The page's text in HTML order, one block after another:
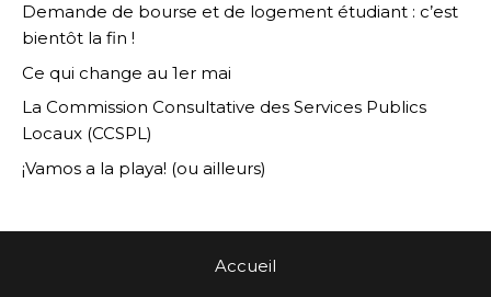
Demande de bourse et de logement étudiant : c’est
bientôt la fin !
Ce qui change au 1er mai
La Commission Consultative des Services Publics
Locaux (CCSPL)
¡Vamos a la playa! (ou ailleurs)
Accueil